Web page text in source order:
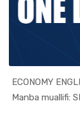
ECONOMY
Manba muallifi: